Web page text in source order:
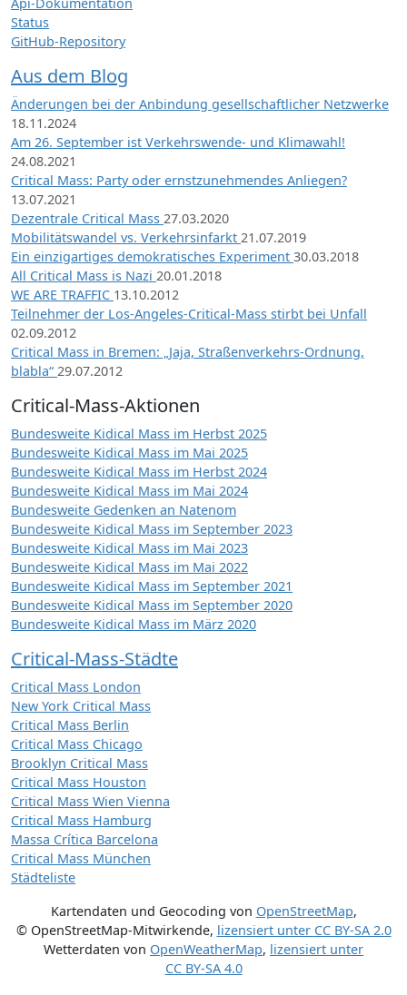
Status
GitHub-Repository
Aus dem Blog
Änderungen bei der Anbindung gesellschaftlicher Netzwerke
18.11.2024
Am 26. September ist Verkehrswende- und Klimawahl!
24.08.2021
Critical Mass: Party oder ernstzunehmendes Anliegen?
13.07.2021
Dezentrale Critical Mass 27.03.2020
Mobilitätswandel vs. Verkehrsinfarkt 21.07.2019
Ein einzigartiges demokratisches Experiment 30.03.2018
All Critical Mass is Nazi 20.01.2018
WE ARE TRAFFIC 13.10.2012
Teilnehmer der Los-Angeles-Critical-Mass stirbt bei Unfall
02.09.2012
Critical Mass in Bremen: „Jaja, Straßenverkehrs-Ordnung,
blabla“ 29.07.2012
Critical-Mass-Aktionen
Bundesweite Kidical Mass im Herbst 2025
Bundesweite Kidical Mass im Mai 2025
Bundesweite Kidical Mass im Herbst 2024
Bundesweite Kidical Mass im Mai 2024
Bundesweite Gedenken an Natenom
Bundesweite Kidical Mass im September 2023
Bundesweite Kidical Mass im Mai 2023
Bundesweite Kidical Mass im Mai 2022
Bundesweite Kidical Mass im September 2021
Bundesweite Kidical Mass im September 2020
Bundesweite Kidical Mass im März 2020
Critical-Mass-Städte
Critical Mass London
New York Critical Mass
Critical Mass Berlin
Critical Mass Chicago
Brooklyn Critical Mass
Critical Mass Houston
Critical Mass Wien Vienna
Critical Mass Hamburg
Massa Crítica Barcelona
Critical Mass München
Städteliste
Kartendaten und Geocoding von OpenStreetMap,
© OpenStreetMap-Mitwirkende, lizensiert unter CC BY-SA 2.0
Wetterdaten von OpenWeatherMap, lizensiert unter
CC BY-SA 4.0